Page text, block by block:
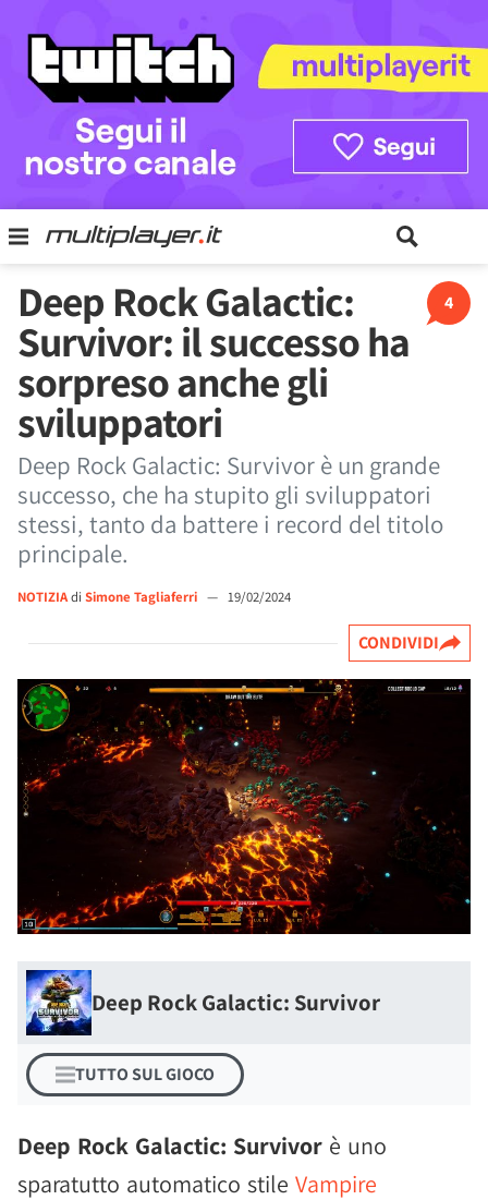
4
Deep Rock Galactic:
Survivor: il successo ha
sorpreso anche gli
sviluppatori
Deep Rock Galactic: Survivor è un grande
successo, che ha stupito gli sviluppatori
stessi, tanto da battere i record del titolo
principale.
NOTIZIAdi Simone Tagliaferri — 19/02/2024
CONDIVIDI
Deep Rock Galactic: Survivor
TUTTO SUL GIOCO
Deep Rock Galactic: Survivor è uno
sparatutto automatico stile Vampire